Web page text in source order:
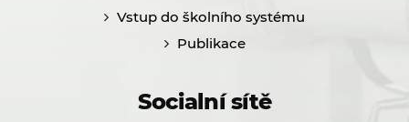
Vstup do školního systému
Publikace
Socialní sítě